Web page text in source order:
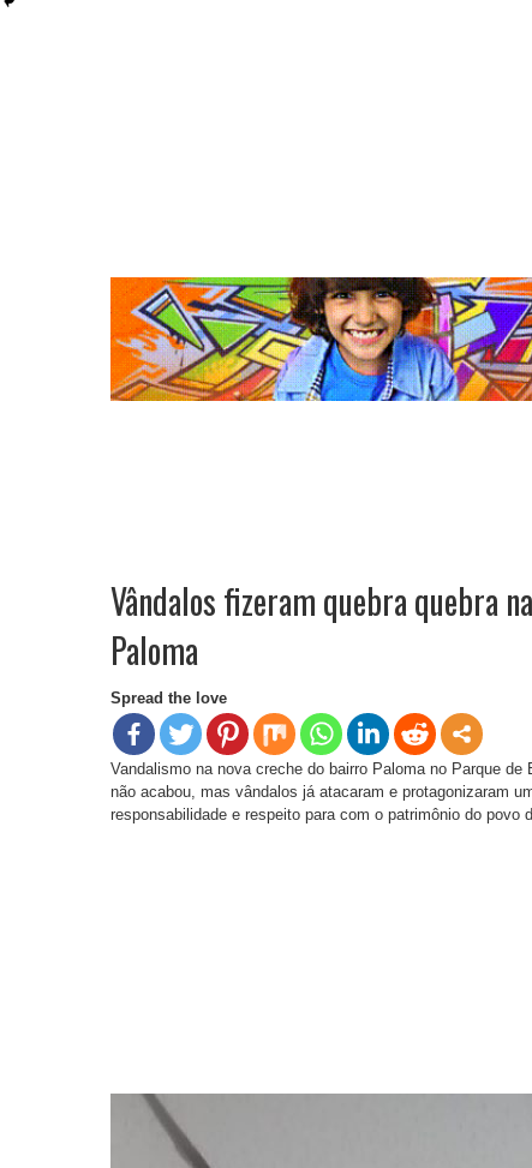
Vândalos fizeram quebra quebra
Paloma
Spread the love
Vandalismo na nova creche do bairro Paloma no Parque
não acabou, mas vândalos já atacaram e protagonizaram
responsabilidade e respeito para com o patrimônio do povo